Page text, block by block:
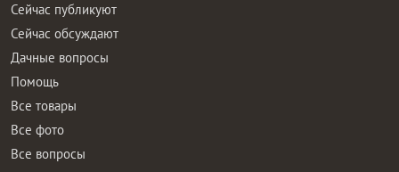
Сейчас публикуют
Сейчас обсуждают
Дачные вопросы
Помощь
Все товары
Все фото
Все вопросы